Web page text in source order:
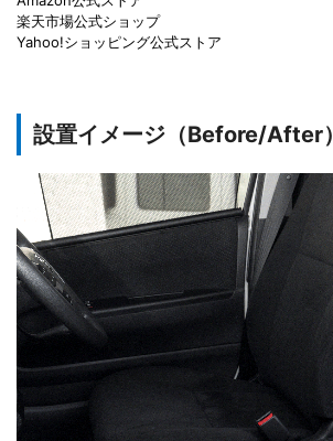
楽天市場公式ショップ
Yahoo!ショッピング公式ストア
設置イメージ（Before/After）